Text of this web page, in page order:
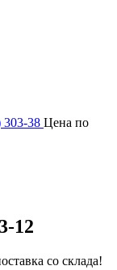
38 Цена по
12
со склада!